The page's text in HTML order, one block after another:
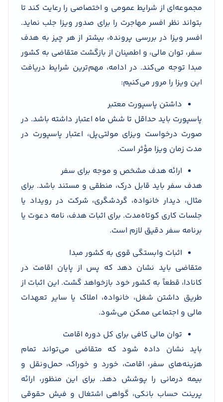
مجموعه‌ای از شرایط عمومی و اختصاصی را رعایت کند تا
بتواند نظر افسر مهاجرت را برای صدور ویزا جلب نماید.
افسر ویزا در بررسی پرونده، بیشتر از هر چیز به هدف
سفر، توان مالی، و اطمینان از بازگشت متقاضی به کشور
مبدا توجه می‌کند. در ادامه، مهم‌ترین شرایط دریافت
این ویزا را مرور می‌کنیم:
داشتن پاسپورت معتبر
پاسپورت باید حداقل تا شش ماه اعتبار داشته باشد. در
صورت درخواست ویزای مولتی‌پل، اعتبار پاسپورت در
مدت زمان ویزا مؤثر است.
ارائه هدف مشخص و موجه برای سفر
هدف سفر باید قابل درک، منطقی و مستند باشد. برای
مثال، دیدار خانواده، گردشگری، شرکت در رویداد یا
جلسات کاری کوتاه‌مدت. برای اثبات هدف، نامه دعوت یا
برنامه سفر دقیق لازم است.
اثبات وابستگی قوی به کشور مبدا
متقاضی باید نشان دهد که پس از پایان اقامت در
کانادا، قطعاً به کشور خود بازخواهد گشت. این اثبات از
طریق داشتن شغل، خانواده، املاک یا سایر تعهدات
مالی و اجتماعی ممکن می‌شود.
توان مالی کافی برای کل دوره اقامت
باید نشان داده شود که متقاضی می‌تواند تمام
هزینه‌های سفر، اقامت، خورد و خوراک، حمل‌ونقل و
بیمه درمانی را پوشش دهد. برای این منظور، ارائه
پرینت حساب بانکی، گواهی اشتغال و فیش حقوقی